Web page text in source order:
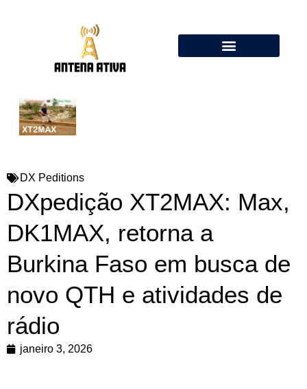
DX Peditions
DXpedição XT2MAX: Max,
DK1MAX, retorna a
Burkina Faso em busca de
novo QTH e atividades de
rádio
janeiro 3, 2026